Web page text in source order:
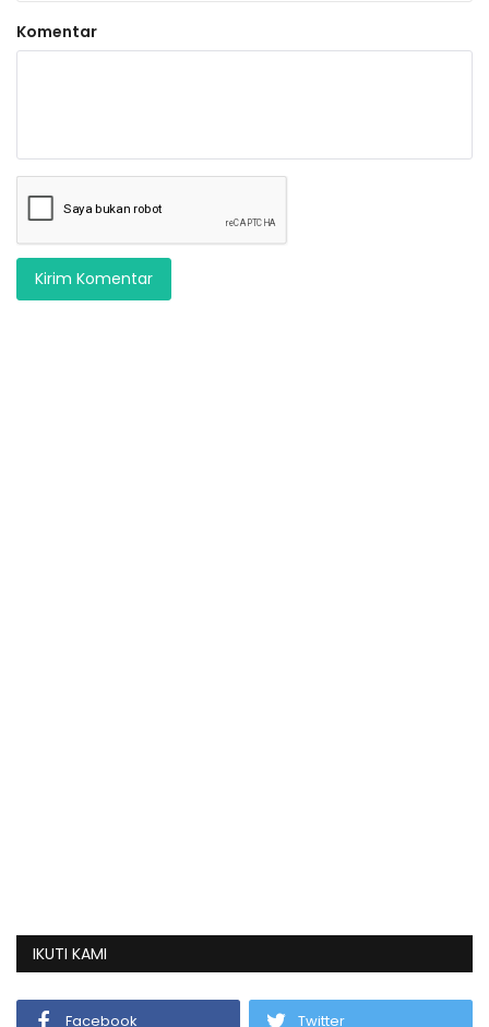
Komentar
Kirim Komentar
IKUTI KAMI
Facebook Twitter